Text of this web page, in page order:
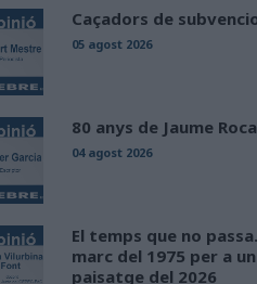
Caçadors de
05 agost 2026
80 anys de Jaume
04 agost 2026
El temps que no
marc del 1975 per a un
paisatge del 2026